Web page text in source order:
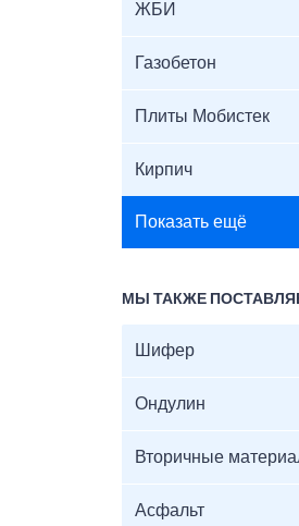
ЖБИ
Газобетон
Плиты Мобистек
Кирпич
Показать ещё
МЫ ТАКЖЕ
Шифер
Ондулин
Вторичные
Асфальт